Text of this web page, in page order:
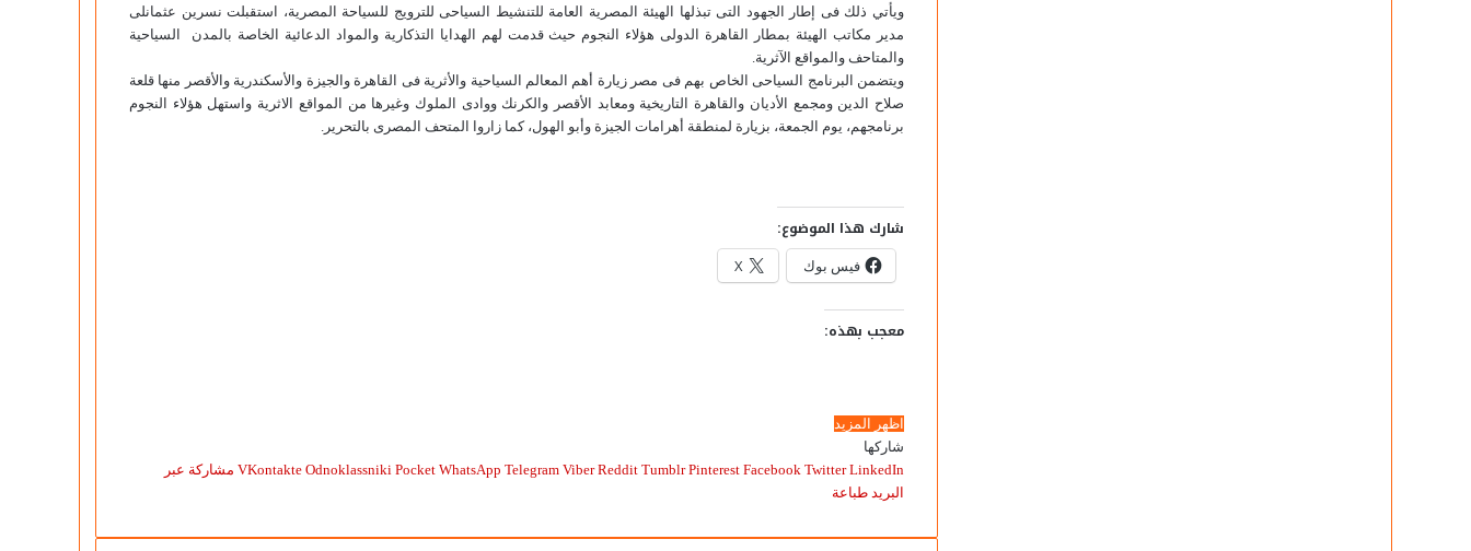
ويأتي ذلك فى إطار الجهود التى تبذلها الهيئة المصرية العامة للتنشيط السياحى للترويج للسياحة المصرية، استقبلت نسرين عثمانلى
مدير مكاتب الهيئة بمطار القاهرة الدولى هؤلاء النجوم حيث قدمت لهم الهدايا التذكارية والمواد الدعائية الخاصة بالمدن السياحية
والمتاحف والمواقع الآثرية.
ويتضمن البرنامج السياحى الخاص بهم فى مصر زيارة أهم المعالم السياحية والأثرية فى القاهرة والجيزة والأسكندرية والأقصر منها قلعة
صلاح الدين ومجمع الأديان والقاهرة التاريخية ومعابد الأقصر والكرنك ووادى الملوك وغيرها من المواقع الاثرية واستهل هؤلاء النجوم
برنامجهم، يوم الجمعة، بزيارة لمنطقة أهرامات الجيزة وأبو الهول، كما زاروا المتحف المصرى بالتحرير.
شارك هذا الموضوع:
فيس بوك X
معجب بهذه:
اظهر المزيد
شاركها
Facebook Twitter LinkedIn
Pinterest
Odnoklassniki Pocket WhatsApp Telegram Viber
مشاركة عبر
البريد طباعة